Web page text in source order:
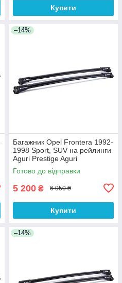
Купити
–14%
Багажник Opel Frontera 1992-
1998 Sport, SUV на рейлинги
Aguri Prestige Aguri
Готово до відправки
5 200 ₴ 6 050 ₴
Купити
–14%